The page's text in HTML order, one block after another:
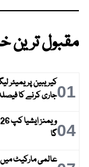
مقبول ترین
01جاری کرنے کا
04گا